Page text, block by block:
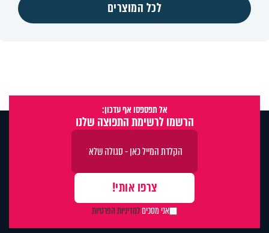
לכל המוצרים
אל תפספסו אף עדכון:
הרשמו לרשימת התפוצה שלנו
אני מסכיםלמדיניות הפרטיות